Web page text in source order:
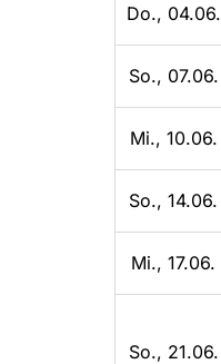
Do., 04.06.
So., 07.06.
Mi., 10.06.
So., 14.06.
Mi., 17.06.
So., 21.06.